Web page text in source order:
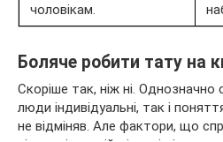
чоловікам.
Боляче робити тату на
Скоріше так, ніж ні. Однозначно
люди індивідуальні, так і
не відміняв. Але фактори, що